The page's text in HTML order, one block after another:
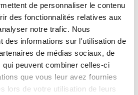
de personnaliser le contenu
des fonctionnalités relatives aux
notre trafic. Nous
des informations sur l'utilisation de
de médias sociaux, de
qui peuvent combiner celles-ci
que vous leur avez fournies
lors de votre utilisation de leurs
sujet
Thema: Politique et gouvernement